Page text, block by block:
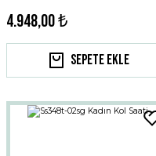
4.948,00 ₺
Sepete Ekle